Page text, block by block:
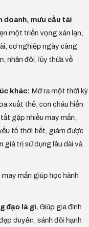
doanh, mưu cầu tài
một triển vọng xán lạn,
cơ nghiệp ngày càng
nhân đôi, lũy thừa về
khác: Mở ra một thời kỳ
xuất thế, con cháu hiển
gặp nhiều may mắn,
tố thời tiết, giảm được
trị sử dụng lâu dài và
may mắn giúp học hành
đạo là gì. Giúp gia đình
duyên, sánh đôi hạnh